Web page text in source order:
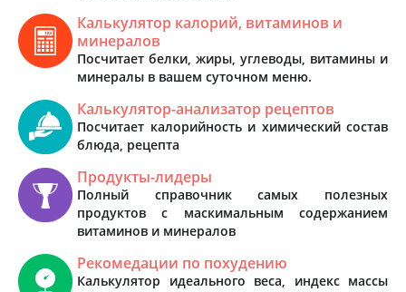
Калькулятор калорий, витаминов и
минералов
Посчитает белки, жиры, углеводы, витамины и
минералы в вашем суточном меню.
Калькулятор-анализатор рецептов
Посчитает калорийность и химический состав
блюда, рецепта
Продукты-лидеры
Полный справочник самых полезных
продуктов с маскимальным содержанием
витаминов и минералов
Рекомедации по похудению
Калькулятор идеального веса, индекс массы